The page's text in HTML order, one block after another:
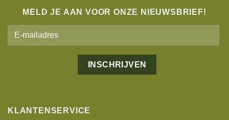
MELD JE AAN VOOR ONZE NIEUWSBRIEF!
KLANTENSERVICE